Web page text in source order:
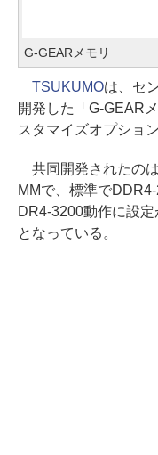
G-GEARメモリ
TSUKUMOは、セ
開発した「G-GEAR
スタマイズオプショ
共同開発されたの
MMで、標準で
DR4-3200動作に設
となっている。